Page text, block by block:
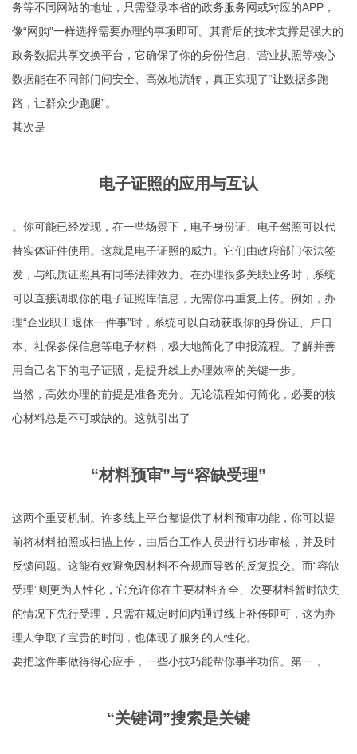
务等不同网站的地址，只需登录本省的政务服务网或对应的APP，
像“网购”一样选择需要办理的事项即可。其背后的技术支撑是强大的
政务数据共享交换平台，它确保了你的身份信息、营业执照等核心
数据能在不同部门间安全、高效地流转，真正实现了“让数据多跑
路，让群众少跑腿”。
其次是
电子证照的应用与互认
。你可能已经发现，在一些场景下，电子身份证、电子驾照可以代
替实体证件使用。这就是电子证照的威力。它们由政府部门依法签
发，与纸质证照具有同等法律效力。在办理很多关联业务时，系统
可以直接调取你的电子证照库信息，无需你再重复上传。例如，办
理“企业职工退休一件事”时，系统可以自动获取你的身份证、户口
本、社保参保信息等电子材料，极大地简化了申报流程。了解并善
用自己名下的电子证照，是提升线上办理效率的关键一步。
当然，高效办理的前提是准备充分。无论流程如何简化，必要的核
心材料总是不可或缺的。这就引出了
“材料预审”与“容缺受理”
这两个重要机制。许多线上平台都提供了材料预审功能，你可以提
前将材料拍照或扫描上传，由后台工作人员进行初步审核，并及时
反馈问题。这能有效避免因材料不合规而导致的反复提交。而“容缺
受理”则更为人性化，它允许你在主要材料齐全、次要材料暂时缺失
的情况下先行受理，只需在规定时间内通过线上补传即可，这为办
理人争取了宝贵的时间，也体现了服务的人性化。
要把这件事做得得心应手，一些小技巧能帮你事半功倍。第一，
“关键词”搜索是关键